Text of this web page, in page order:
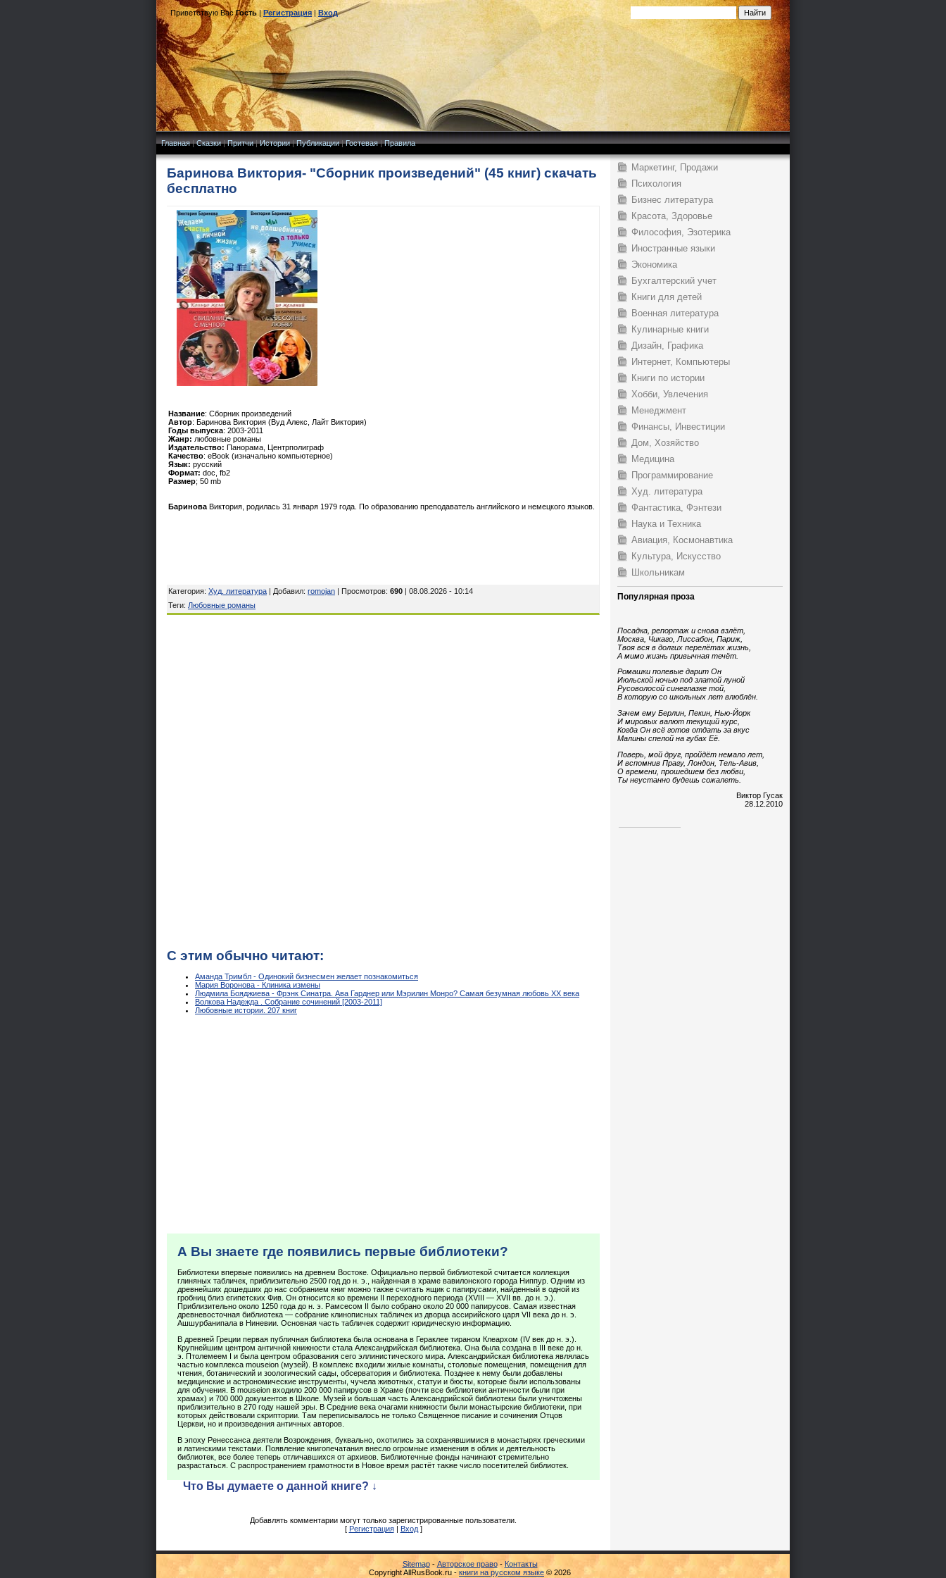
Приветствую Вас Гость|Регистрация|Вход
Главная|Сказки|Притчи|Истории|Публикации|Гостевая|Правила
Баринова Виктория- "Cборник произведений" (45 книг) скачать
бесплатно
Название: Cборник произведений
Автор: Баринова Виктория (Вуд Алекс, Лайт Виктория)
Годы выпуска: 2003-2011
Жанр: любовные романы
Издательство: Панорама, Центрполиграф
Качество: eBook (изначально компьютерное)
Язык: русский
Формат: doc, fb2
Размер; 50 mb
Баринова Виктория, родилась 31 января 1979 года. По образованию преподаватель английского и немецкого языков.
Категория: Худ. литература | Добавил: romojan | Просмотров: 690 | 08.08.2026 - 10:14
Теги: Любовные романы
С этим обычно читают:
Аманда Тримбл - Одинокий бизнесмен желает познакомиться
Мария Воронова - Клиника измены
Людмила Бояджиева - Фрэнк Синатра. Ава Гарднер или Мэрилин Монро? Самая безумная любовь ХХ века
Волкова Надежда . Собрание сочинений [2003-2011]
Любовные истории. 207 книг
А Вы знаете где появились первые библиотеки?
Библиотеки впервые появились на древнем Востоке. Официально первой библиотекой считается коллекция
глиняных табличек, приблизительно 2500 год до н. э., найденная в храме вавилонского города Ниппур. Одним из
древнейших дошедших до нас собранием книг можно также считать ящик с папирусами, найденный в одной из
гробниц близ египетских Фив. Он относится ко времени II переходного периода (XVIII — XVII вв. до н. э.).
Приблизительно около 1250 года до н. э. Рамсесом II было собрано около 20 000 папирусов. Самая известная
древневосточная библиотека — собрание клинописных табличек из дворца ассирийского царя VII века до н. э.
Ашшурбанипала в Ниневии. Основная часть табличек содержит юридическую информацию.
В древней Греции первая публичная библиотека была основана в Гераклее тираном Клеархом (IV век до н. э.).
Крупнейшим центром античной книжности стала Александрийская библиотека. Она была создана в III веке до н.
э. Птолемеем I и была центром образования сего эллинистического мира. Александрийская библиотека являлась
частью комплекса mouseion (музей). В комплекс входили жилые комнаты, столовые помещения, помещения для
чтения, ботанический и зоологический сады, обсерватория и библиотека. Позднее к нему были добавлены
медицинские и астрономические инструменты, чучела животных, статуи и бюсты, которые были использованы
для обучения. В mouseion входило 200 000 папирусов в Храме (почти все библиотеки античности были при
храмах) и 700 000 документов в Школе. Музей и большая часть Александрийской библиотеки были уничтожены
приблизительно в 270 году нашей эры. В Средние века очагами книжности были монастырские библиотеки, при
которых действовали скриптории. Там переписывалось не только Священное писание и сочинения Отцов
Церкви, но и произведения античных авторов.
В эпоху Ренессанса деятели Возрождения, буквально, охотились за сохранявшимися в монастырях греческими
и латинскими текстами. Появление книгопечатания внесло огромные изменения в облик и деятельность
библиотек, все более теперь отличавшихся от архивов. Библиотечные фонды начинают стремительно
разрастаться. С распространением грамотности в Новое время растёт также число посетителей библиотек.
Что Вы думаете о данной книге? ↓
Добавлять комментарии могут только зарегистрированные пользователи.
[ Регистрация| Вход]
Маркетинг, Продажи
Психология
Бизнес литература
Красота, Здоровье
Философия, Эзотерика
Иностранные языки
Экономика
Бухгалтерский учет
Книги для детей
Военная литература
Кулинарные книги
Дизайн, Графика
Интернет, Компьютеры
Книги по истории
Хобби, Увлечения
Менеджмент
Финансы, Инвестиции
Дом, Хозяйство
Медицина
Программирование
Худ. литература
Фантастика, Фэнтези
Наука и Техника
Авиация, Космонавтика
Культура, Искусство
Школьникам
Популярная проза
Посадка, репортаж и снова взлёт,
Москва, Чикаго, Лиссабон, Париж,
Твоя вся в долгих перелётах жизнь,
А мимо жизнь привычная течёт.
Ромашки полевые дарит Он
Июльской ночью под златой луной
Русоволосой синеглазке той,
В которую со школьных лет влюблён.
Зачем ему Берлин, Пекин, Нью-Йорк
И мировых валют текущий курс,
Когда Он всё готов отдать за вкус
Малины спелой на губах Её.
Поверь, мой друг, пройдёт немало лет,
И вспомнив Прагу, Лондон, Тель-Авив,
О времени, прошедшем без любви,
Ты неустанно будешь сожалеть.
Виктор Гусак
28.12.2010
Sitemap- Авторское право- Контакты
Copyright AllRusBook.ru - книги на русском языке © 2026